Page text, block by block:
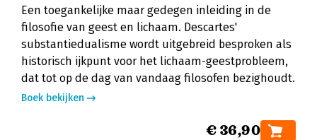
Een toegankelijke maar gedegen inleiding in de
filosofie van geest en lichaam. Descartes'
substantiedualisme wordt uitgebreid besproken als
historisch ijkpunt voor het lichaam-geestprobleem,
dat tot op de dag van vandaag filosofen bezighoudt.
Boek bekijken
€ 36,90